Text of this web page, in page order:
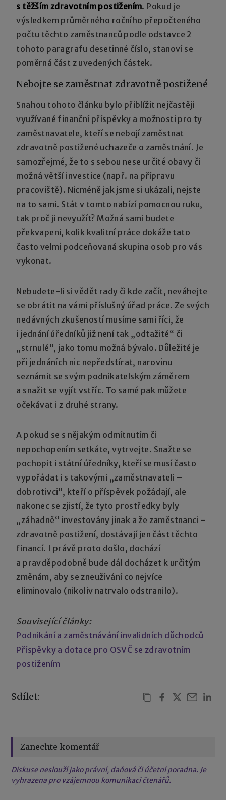
s těžším zdravotním postižením. Pokud je
výsledkem průměrného ročního přepočteného
počtu těchto zaměstnanců podle odstavce 2
tohoto paragrafu desetinné číslo, stanoví se
poměrná část z uvedených částek.
Nebojte se zaměstnat zdravotně postižené
Snahou tohoto článku bylo přiblížit nejčastěji
využívané finanční příspěvky a možnosti pro ty
zaměstnavatele, kteří se nebojí zaměstnat
zdravotně postižené uchazeče o zaměstnání. Je
samozřejmé, že to s sebou nese určité obavy či
možná větší investice (např. na přípravu
pracoviště). Nicméně jak jsme si ukázali, nejste
na to sami. Stát v tomto nabízí pomocnou ruku,
tak proč ji nevyužít? Možná sami budete
překvapeni, kolik kvalitní práce dokáže tato
často velmi podceňovaná skupina osob pro vás
vykonat.
Nebudete-li si vědět rady či kde začít, neváhejte
se obrátit na vámi příslušný úřad práce. Ze svých
nedávných zkušeností musíme sami říci, že
i jednání úředníků již není tak „odtažité“ či
„strnulé“, jako tomu možná bývalo. Důležité je
při jednáních nic nepředstírat, narovinu
seznámit se svým podnikatelským záměrem
a snažit se vyjít vstříc. To samé pak můžete
očekávat i z druhé strany.
A pokud se s nějakým odmítnutím či
nepochopením setkáte, vytrvejte. Snažte se
pochopit i státní úředníky, kteří se musí často
vypořádat i s takovými „zaměstnavateli –
dobrotivci“, kteří o příspěvek požádají, ale
nakonec se zjistí, že tyto prostředky byly
„záhadně“ investovány jinak a že zaměstnanci –
zdravotně postižení, dostávají jen část těchto
financí. I právě proto došlo, dochází
a pravděpodobně bude dál docházet k určitým
změnám, aby se zneužívání co nejvíce
eliminovalo (nikoliv natrvalo odstranilo).
Související články:
Podnikání a zaměstnávání invalidních důchodců
Příspěvky a dotace pro OSVČ se zdravotním
postižením
Sdílet:
Zanechte komentář
Diskuse neslouží jako právní, daňová či účetní poradna. Je
vyhrazena pro vzájemnou komunikaci čtenářů.